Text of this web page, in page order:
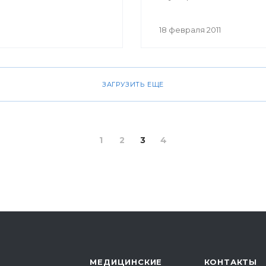
Республики
18 февраля 2011
ЗАГРУЗИТЬ ЕЩЕ
1 2 3 4
МЕДИЦИНСКИЕ КОНТАКТЫ